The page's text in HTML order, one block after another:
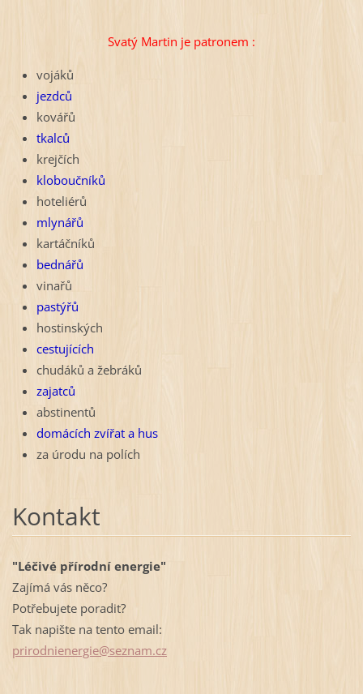
Svatý Martin je patronem :
vojáků
jezdců
kovářů
tkalců
krejčích
kloboučníků
hoteliérů
mlynářů
kartáčníků
bednářů
vinařů
pastýřů
hostinských
cestujících
chudáků a žebráků
zajatců
abstinentů
domácích zvířat a hus
za úrodu na polích
Kontakt
"Léčivé přírodní energie"
Zajímá vás něco?
Potřebujete poradit?
Tak napište na tento email:
prirodnienergie@seznam.cz